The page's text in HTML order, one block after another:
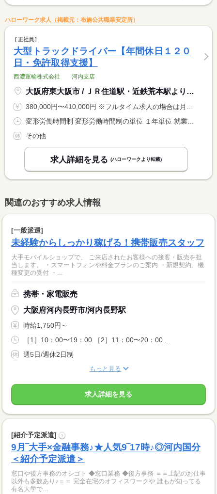
ハローワーク求人（掲載元：布施公共職業安定所）
正社員
大型トラックドライバー【年間休日１２０
日・免許取得支援】
西濃運輸株式会社 河内支店
大阪府東大阪市 / ＪＲ住道駅・近鉄荒本駅より 近鉄バス 加納バス停 徒歩１分
380,000円〜410,000円 ※フルタイム求人の場合は月額（換算額）、パート求人の場合は時間額を表示しています。
その他
求人詳細を見る (ハローワークより転載)
関連のおすすめ求人情報
[一般派遣]
未経験からしっかり稼げる！携帯販売スタッフ
大手モバイルショップで、 ご来店されたお客様への接客・販売を担
当します。 ・スマートフォンや料金プランのご案内 ・新規契約、機
種変更の受付 ・...
携帯・家電販売
大阪府河内長野市/河内長野駅
時給1,750円～
［1］10：00〜19：00 ［2］11：00〜20：00 ...
週5日/週休2日制
もっと見る
求人詳細を見る
[紹介予定派遣] ?
9月‾大手×金融事務♪★人気9‾17時♪◎河内国分
＜紹介予定派遣＞
窓口や後方事務のオシゴト ◆窓口業務 ◆後方事務 ＝＝上記のお仕事
以外も多数あり♪＝＝ 完全在宅のオフィスワークや 誰もが知ってる
有名大学で...